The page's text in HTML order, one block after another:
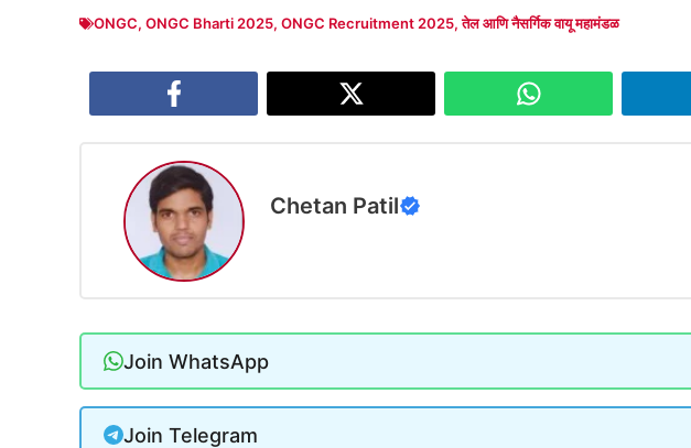
ONGC, ONGC Bharti 2025, ONGC Recruitment 2025,तेल आणि नैसर्गिक वायू महामंडळ
Chetan Patil
Join WhatsApp
Join Telegram